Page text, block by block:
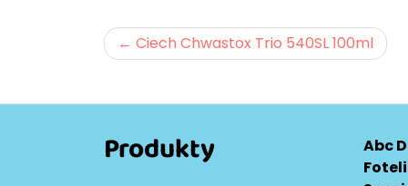
Nawigacja
Ciech Chwastox Trio 540SL 100ml
Produkty
Abc